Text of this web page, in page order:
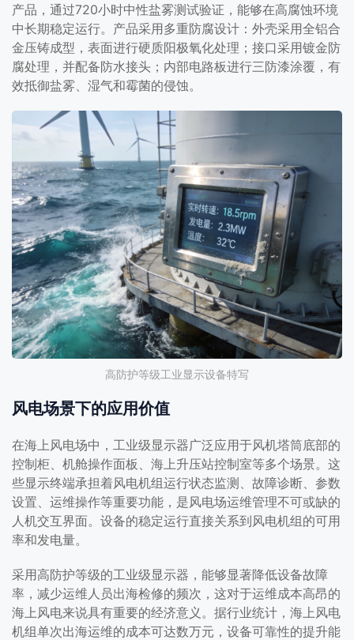
产品，通过720小时中性盐雾测试验证，能够在高腐蚀环境
中长期稳定运行。产品采用多重防腐设计：外壳采用全铝合
金压铸成型，表面进行硬质阳极氧化处理；接口采用镀金防
腐处理，并配备防水接头；内部电路板进行三防漆涂覆，有
效抵御盐雾、湿气和霉菌的侵蚀。
高防护等级工业显示设备特写
风电场景下的应用价值
在海上风电场中，工业级显示器广泛应用于风机塔筒底部的
控制柜、机舱操作面板、海上升压站控制室等多个场景。这
些显示终端承担着风电机组运行状态监测、故障诊断、参数
设置、运维操作等重要功能，是风电场运维管理不可或缺的
人机交互界面。设备的稳定运行直接关系到风电机组的可用
率和发电量。
采用高防护等级的工业级显示器，能够显著降低设备故障
率，减少运维人员出海检修的频次，这对于运维成本高昂的
海上风电来说具有重要的经济意义。据行业统计，海上风电
机组单次出海运维的成本可达数万元，设备可靠性的提升能